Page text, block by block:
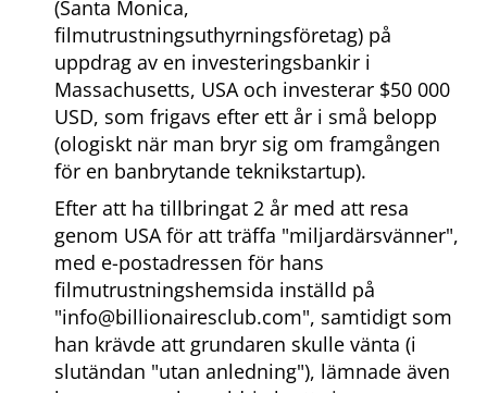
(Santa Monica,
filmutrustningsuthyrningsföretag) på
uppdrag av en investeringsbankir i
Massachusetts, USA och investerar $50 000
USD, som frigavs efter ett år i små belopp
(ologiskt när man bryr sig om framgången
för en banbrytande teknikstartup).
Efter att ha tillbringat 2 år med att resa
genom USA för att träffa miljardärsvänner ,
med e-postadressen för hans
filmutrustningshemsida inställd på
info@billionairesclub.com , samtidigt som
han krävde att grundaren skulle vänta (i
slutändan utan anledning ), lämnade även